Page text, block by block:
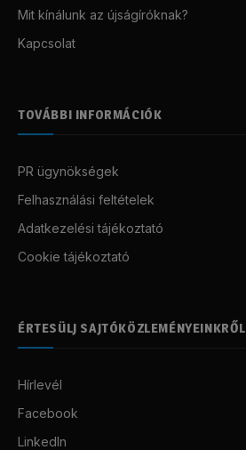
Mit kínálunk az újságíróknak?
Kapcsolat
TOVÁBBI INFORMÁCIÓK
PR ügynökségek
Felhasználási feltételek
Adatkezelési tájékoztató
Cookie tájékoztató
ÉRTESÜLJ SAJTÓKÖZLEMÉNYEINKRŐL
Hírlevél
Facebook
LinkedIn